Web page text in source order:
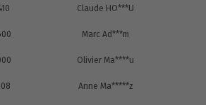
Claude HO***U
Marc Ad***m
Olivier Ma****u
Anne Ma*****z